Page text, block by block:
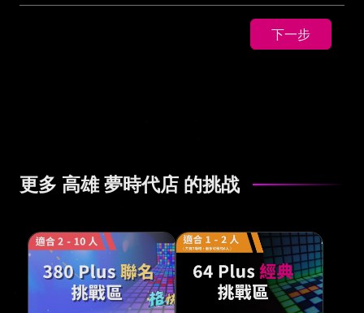
下一步
更多 高雄 夢時代店 的挑战